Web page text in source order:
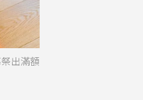
出滿額